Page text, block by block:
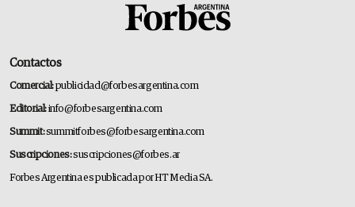
Contactos
Comercial:publicidad@forbesargentina.com
Editorial:info@forbesargentina.com
Summit:summitforbes@forbesargentina.com
Suscripciones:suscripciones@forbes.ar
Forbes Argentina es publicada por HT Media SA.